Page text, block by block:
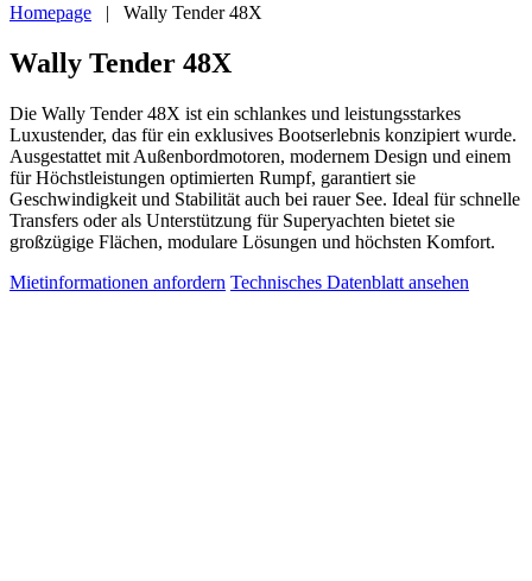
Homepage | Wally Tender 48X
Wally Tender 48X
Die Wally Tender 48X ist ein schlankes und leistungsstarkes
Luxustender, das für ein exklusives Bootserlebnis konzipiert wurde.
Ausgestattet mit Außenbordmotoren, modernem Design und einem
für Höchstleistungen optimierten Rumpf, garantiert sie
Geschwindigkeit und Stabilität auch bei rauer See. Ideal für schnelle
Transfers oder als Unterstützung für Superyachten bietet sie
großzügige Flächen, modulare Lösungen und höchsten Komfort.
Mietinformationen anfordern Technisches Datenblatt ansehen